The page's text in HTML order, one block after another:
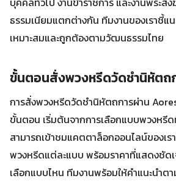
ธรรมเนียมแตกต่างกัน ทีมงานของเราชี้แ
เหมาะสมและถูกต้องตามวัฒนธรรมไทย
ขั้นตอนสั่งพวงหรีดวัดชำนิหัตถ
การสั่งพวงหรีดวัดชำนิหัตถการผ่าน
ขั้นตอน เริ่มต้นจากการเลือกแบบพวงหรี
สามารถเข้าชมแคตตาล็อกออนไลน์ของเ
พวงหรีดแต่ละแบบ พร้อมราคาที่แสดงชัดเ
เลือกแบบไหน ทีมงานพร้อมให้คำแนะนำต